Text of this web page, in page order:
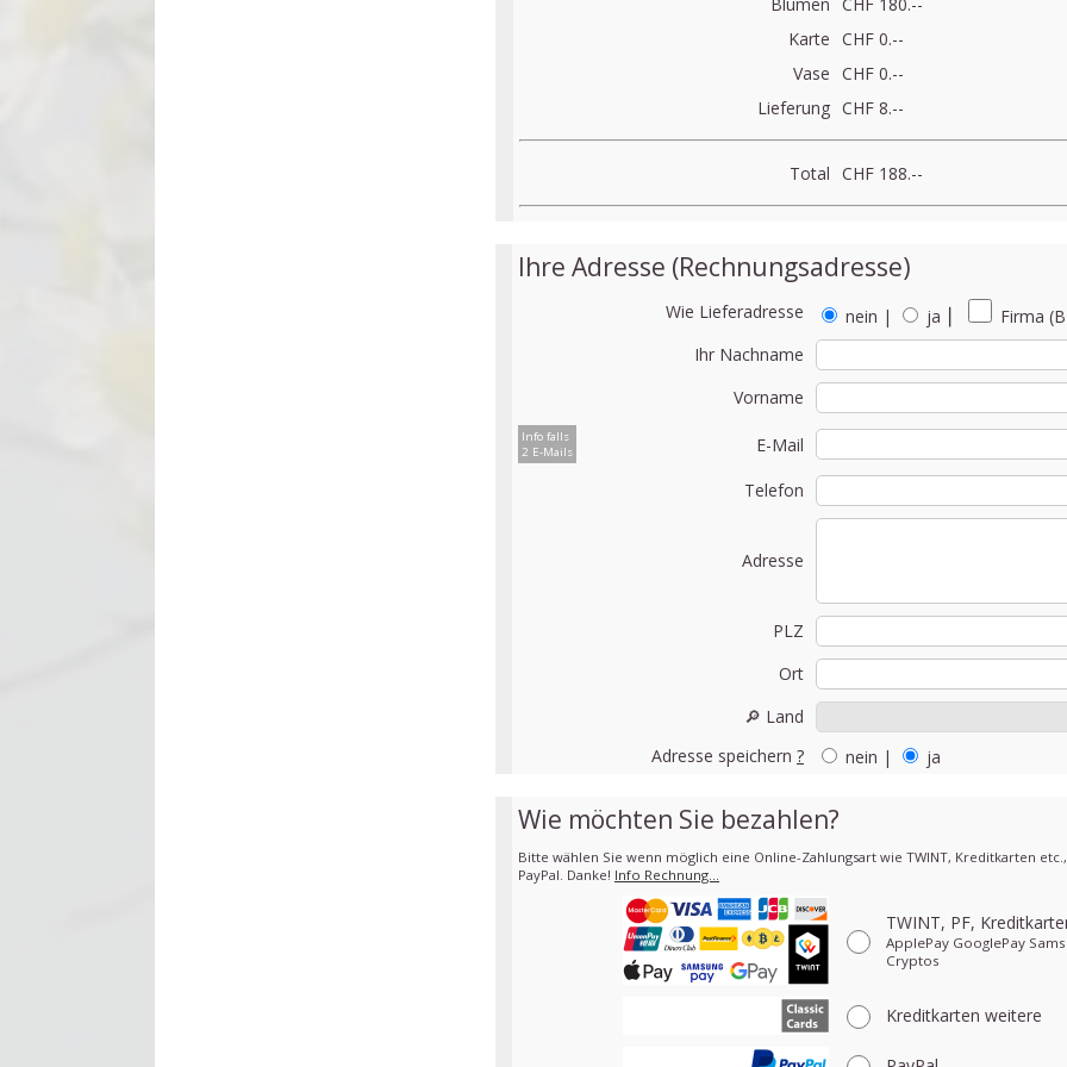
Karte CHF 0.--
Vase CHF 0.--
Lieferung CHF 8.--
Total CHF 188.--
Ihre Adresse (Rechnungsadresse)
Wie Lieferadresse nein | ja
Firma
Ihr Nachname
Vorname
Info falls
2 E-Mails
E-Mail
Telefon
Adresse
PLZ
Ort
🔎 Land
Adresse speichern ? nein | ja
Wie möchten Sie bezahlen?
Bitte wählen Sie wenn möglich eine Online-Zahlungsart wie TWINT, Kreditkarten
PayPal. Danke! Info Rechnung…
TWINT, PF,
ApplePay GooglePay
Cryptos
Kreditkarten weitere